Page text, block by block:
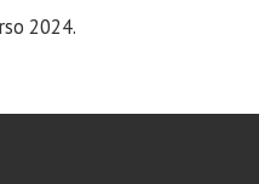
2024.